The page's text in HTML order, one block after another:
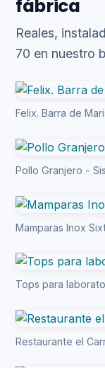
fábrica
Reales,
70 en nuestro
Felix. Barra de
Pollo Granjero -
Mamparas Inox
Tops para
Restaurante el